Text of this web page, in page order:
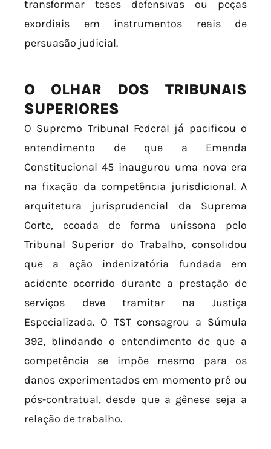
transformar teses defensivas ou peças
exordiais em instrumentos reais de
persuasão judicial.
O OLHAR DOS TRIBUNAIS
SUPERIORES
O Supremo Tribunal Federal já pacificou o
entendimento de que a Emenda
Constitucional 45 inaugurou uma nova era
na fixação da competência jurisdicional. A
arquitetura jurisprudencial da Suprema
Corte, ecoada de forma uníssona pelo
Tribunal Superior do Trabalho, consolidou
que a ação indenizatória fundada em
acidente ocorrido durante a prestação de
serviços deve tramitar na Justiça
Especializada. O TST consagrou a Súmula
392, blindando o entendimento de que a
competência se impõe mesmo para os
danos experimentados em momento pré ou
pós-contratual, desde que a gênese seja a
relação de trabalho.